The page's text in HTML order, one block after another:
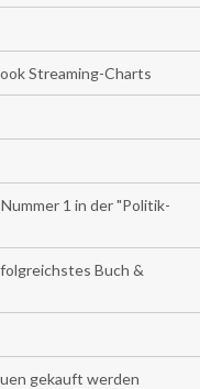
Streaming-Charts
1 in der "Politik-
Buch &
gekauft werden